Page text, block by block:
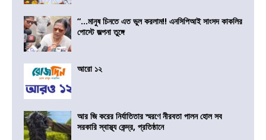
“…মানুষ চিনতে এত ভুল করলাম!! এনসিপিআই সাংসদ কাকলির
পোস্টে জল্পনা তুঙ্গে
আরো ১২
আর জি করের নির্যাতিতার স্মরণে নীরবতা পালন হোল সব
সরকারি স্বাস্থ্য কেন্দ্র, প্রতিষ্ঠানে